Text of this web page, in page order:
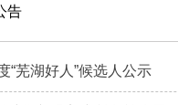
告
“芜湖好人”候选人公示